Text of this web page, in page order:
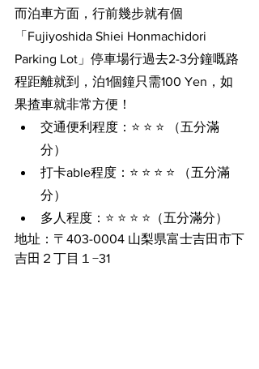
而泊車方面，行前幾步就有個
「Fujiyoshida Shiei Honmachidori
Parking Lot」停車場行過去2-3分鐘嘅路
程距離就到，泊1個鐘只需100 Yen，如
果揸車就非常方便！
交通便利程度：⭐️ ⭐️ ⭐️ （五分滿
分）
打卡able程度：⭐️ ⭐️ ⭐️ ⭐️ （五分滿
分）
多人程度：⭐️ ⭐️ ⭐️ ⭐️（五分滿分）
地址：〒403-0004 山梨県富士吉田市下
吉田２丁目１−31